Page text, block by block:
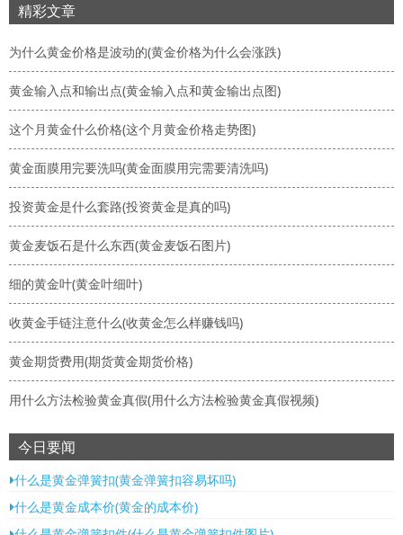
精彩文章
为什么黄金价格是波动的(黄金价格为什么会涨跌)
黄金输入点和输出点(黄金输入点和黄金输出点图)
这个月黄金什么价格(这个月黄金价格走势图)
黄金面膜用完要洗吗(黄金面膜用完需要清洗吗)
投资黄金是什么套路(投资黄金是真的吗)
黄金麦饭石是什么东西(黄金麦饭石图片)
细的黄金叶(黄金叶细叶)
收黄金手链注意什么(收黄金怎么样赚钱吗)
黄金期货费用(期货黄金期货价格)
用什么方法检验黄金真假(用什么方法检验黄金真假视频)
今日要闻
什么是黄金弹簧扣(黄金弹簧扣容易坏吗)
什么是黄金成本价(黄金的成本价)